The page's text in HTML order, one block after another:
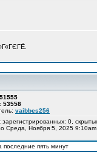
51555
53558
vaibbes256
зарегистрированных: 0,
Среда, Ноября 5, 2025 9:10am
последние пять минут